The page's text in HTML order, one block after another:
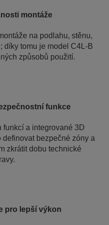
montáže
na podlahu, stěnu,
díky tomu je model C4L-B
způsobů použití.
funkce
funkcí a integrované 3D
bezpečné zóny a
zkrátit dobu technické
pro lepší výkon